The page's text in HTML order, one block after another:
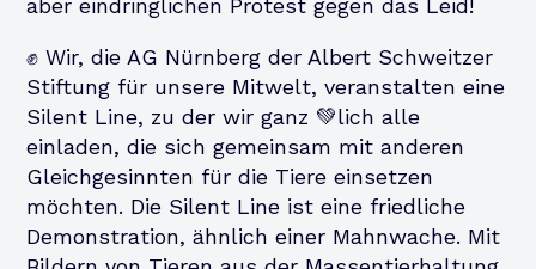
✊ Wir, die AG Nürnberg der Albert Schweitzer
Stiftung für unsere Mitwelt, veranstalten eine
Silent Line, zu der wir ganz 💚lich alle
einladen, die sich gemeinsam mit anderen
Gleichgesinnten für die Tiere einsetzen
möchten. Die Silent Line ist eine friedliche
Demonstration, ähnlich einer Mahnwache. Mit